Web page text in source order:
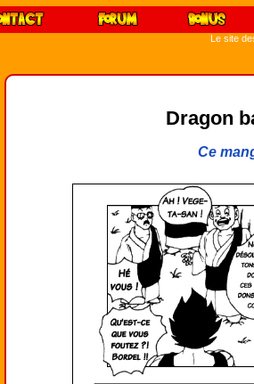
Le site
Dragon
Ce